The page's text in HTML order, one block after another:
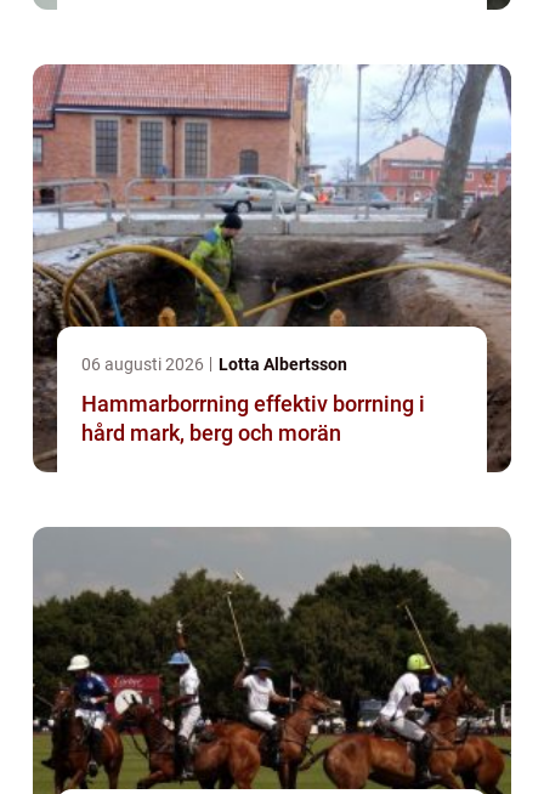
06 augusti 2026 Lotta Albertsson
Hammarborrning effektiv borrning i
hård mark, berg och morän